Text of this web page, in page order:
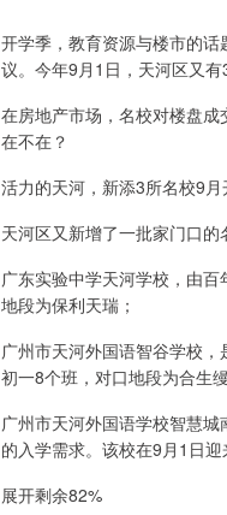
开学季，教育资源与楼市的
议。今年9月1日，天河区又
在房地产市场，名校对楼盘
在不在？
活力的天河，新添3所名校9月
天河区又新增了一批家门口
广东实验中学天河学校，由
地段为保利天瑞；
广州市天河外国语智谷学校
初一8个班，对口地段为合生
广州市天河外国语学校智慧
的入学需求。该校在9月1日
展开剩余82%